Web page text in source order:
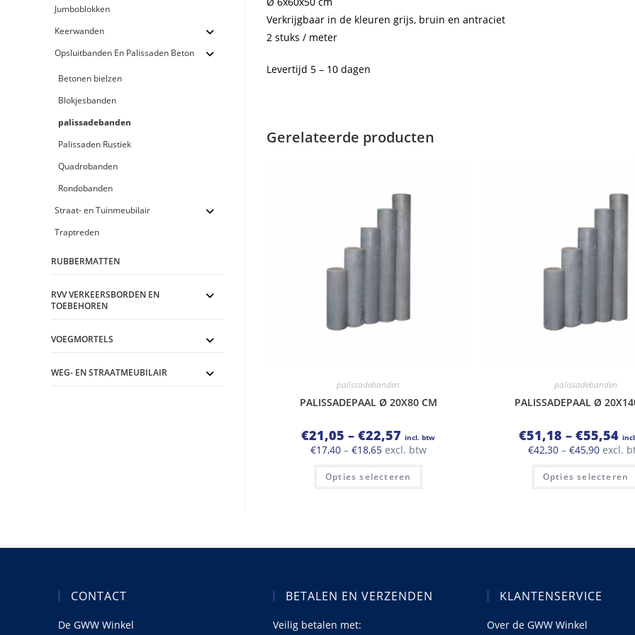
Verkrijgbaar in de kleuren grijs, bruin en antraciet
2 stuks / meter
Levertijd 5 – 10 dagen
Gerelateerde producten
palissadebanden
PALISSADEPAAL Ø 20X80 CM
€21,05 – €22,57 Prijsklasse:
€21,05
tot
€22,57
incl. btw
€17,40 – €18,65Prijsklasse:
€17,40
tot
€18,65
excl. btw
Opties selecteren
Dit
heeft
gekozen
productpagina
palissadebanden
PALISSADEPAAL Ø
€51,18 – €55,54
tot
€42,30 – €45,90
€42,30
tot
€45,90
excl.
Opties selecteren
Jumboblokken
Keerwanden
Opsluitbanden En Palissaden Beton
Betonen bielzen
Blokjesbanden
palissadebanden
Palissaden Rustiek
Quadrobanden
Rondobanden
Straat- en Tuinmeubilair
Traptreden
RUBBERMATTEN
RVV VERKEERSBORDEN EN
TOEBEHOREN
VOEGMORTELS
WEG- EN STRAATMEUBILAIR
CONTACT
De GWW Winkel
BETALEN EN VERZENDEN
Veilig betalen met:
KLANTENSERVICE
Over de GWW Winkel